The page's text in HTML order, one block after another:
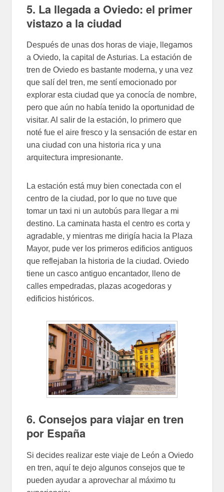
5. La llegada a Oviedo: el primer
vistazo a la ciudad
Después de unas dos horas de viaje, llegamos
a Oviedo, la capital de Asturias. La estación de
tren de Oviedo es bastante moderna, y una vez
que salí del tren, me sentí emocionado por
explorar esta ciudad que ya conocía de nombre,
pero que aún no había tenido la oportunidad de
visitar. Al salir de la estación, lo primero que
noté fue el aire fresco y la sensación de estar en
una ciudad con una historia rica y una
arquitectura impresionante.
La estación está muy bien conectada con el
centro de la ciudad, por lo que no tuve que
tomar un taxi ni un autobús para llegar a mi
destino. La caminata hasta el centro es corta y
agradable, y mientras me dirigía hacia la Plaza
Mayor, pude ver los primeros edificios antiguos
que reflejaban la historia de la ciudad. Oviedo
tiene un casco antiguo encantador, lleno de
calles empedradas, plazas acogedoras y
edificios históricos.
6. Consejos para viajar en tren
por España
Si decides realizar este viaje de León a Oviedo
en tren, aquí te dejo algunos consejos que te
pueden ayudar a aprovechar al máximo tu